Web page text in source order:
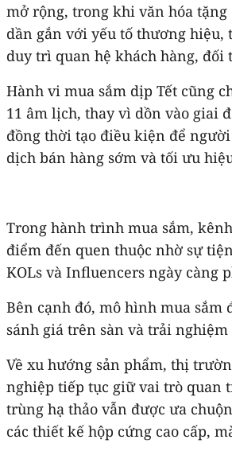
mở rộng, trong khi văn hóa
dần gắn với yếu tố thương
duy trì quan hệ khách hàng, đối
Hành vi mua sắm dịp Tết cũng
11 âm lịch, thay vì dồn vào giai
đồng thời tạo điều kiện để
dịch bán hàng sớm và tối ưu
Trong hành trình mua sắm,
điểm đến quen thuộc nhờ sự
KOLs và Influencers ngày càng
Bên cạnh đó, mô hình mua
sánh giá trên sàn và trải
Về xu hướng sản phẩm, thị
nghiệp tiếp tục giữ vai trò quan
trùng hạ thảo vẫn được ưa
các thiết kế hộp cứng cao cấp,